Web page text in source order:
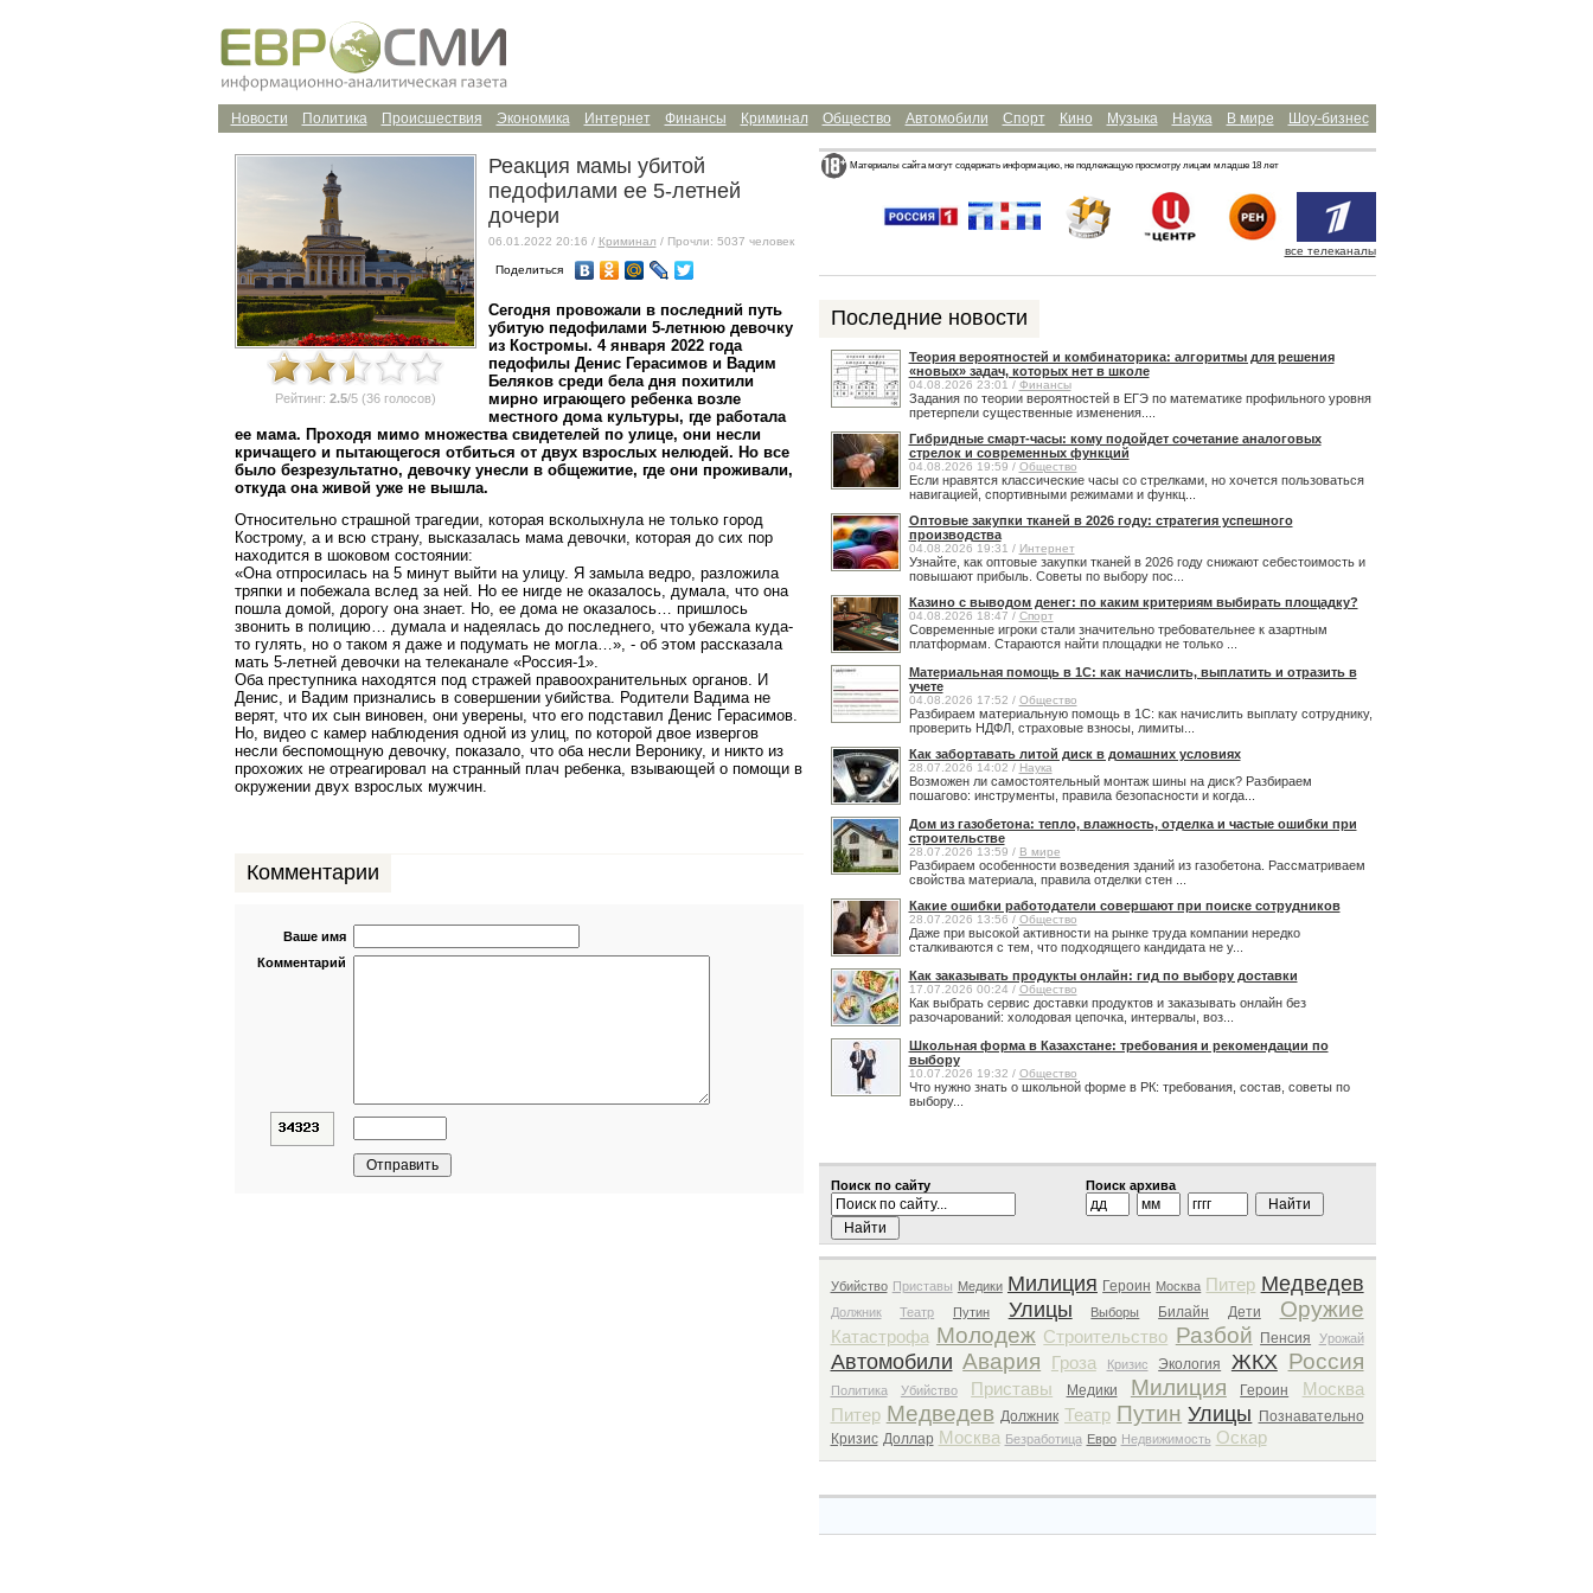
Шоу-бизнес
В мире
Наука
Музыка
Кино
Спорт
Автомобили
Общество
Криминал
Финансы
Интернет
Экономика
Происшествия
Политика
Новости
Рейтинг: 2.5/5 (36 голосов)
Реакция мамы убитой
педофилами ее 5-летней
дочери
06.01.2022 20:16 / Криминал / Прочли: 5037 человек
Поделиться
Сегодня провожали в последний путь
убитую педофилами 5-летнюю девочку
из Костромы. 4 января 2022 года
педофилы Денис Герасимов и Вадим
Беляков среди бела дня похитили
мирно играющего ребенка возле
местного дома культуры, где работала
ее мама. Проходя мимо множества свидетелей по улице, они несли
кричащего и пытающегося отбиться от двух взрослых нелюдей. Но все
было безрезультатно, девочку унесли в общежитие, где они проживали,
откуда она живой уже не вышла.
Относительно страшной трагедии, которая всколыхнула не только город
Кострому, а и всю страну, высказалась мама девочки, которая до сих пор
находится в шоковом состоянии:
«Она отпросилась на 5 минут выйти на улицу. Я замыла ведро, разложила
тряпки и побежала вслед за ней. Но ее нигде не оказалось, думала, что она
пошла домой, дорогу она знает. Но, ее дома не оказалось… пришлось
звонить в полицию… думала и надеялась до последнего, что убежала куда-
то гулять, но о таком я даже и подумать не могла…», - об этом рассказала
мать 5-летней девочки на телеканале «Россия-1».
Оба преступника находятся под стражей правоохранительных органов. И
Денис, и Вадим признались в совершении убийства. Родители Вадима не
верят, что их сын виновен, они уверены, что его подставил Денис Герасимов.
Но, видео с камер наблюдения одной из улиц, по которой двое извергов
несли беспомощную девочку, показало, что оба несли Веронику, и никто из
прохожих не отреагировал на странный плач ребенка, взывающей о помощи в
окружении двух взрослых мужчин.
Комментарии
Ваше имя
Комментарий
Материалы сайта могут содержать информацию, не подлежащую просмотру лицам младше 18 лет
все телеканалы
Последние новости
Теория вероятностей и комбинаторика: алгоритмы для решения
«новых» задач, которых нет в школе
04.08.2026 23:01 / Финансы
Задания по теории вероятностей в ЕГЭ по математике профильного уровня
претерпели существенные изменения....
Гибридные смарт-часы: кому подойдет сочетание аналоговых
стрелок и современных функций
04.08.2026 19:59 / Общество
Если нравятся классические часы со стрелками, но хочется пользоваться
навигацией, спортивными режимами и функц...
Оптовые закупки тканей в 2026 году: стратегия успешного
производства
04.08.2026 19:31 / Интернет
Узнайте, как оптовые закупки тканей в 2026 году снижают себестоимость и
повышают прибыль. Советы по выбору пос...
Казино с выводом денег: по каким критериям выбирать площадку?
04.08.2026 18:47 / Спорт
Современные игроки стали значительно требовательнее к азартным
платформам. Стараются найти площадки не только ...
Материальная помощь в 1С: как начислить, выплатить и отразить в
учете
04.08.2026 17:52 / Общество
Разбираем материальную помощь в 1С: как начислить выплату сотруднику,
проверить НДФЛ, страховые взносы, лимиты...
Как забортавать литой диск в домашних условиях
28.07.2026 14:02 / Наука
Возможен ли самостоятельный монтаж шины на диск? Разбираем
пошагово: инструменты, правила безопасности и когда...
Дом из газобетона: тепло, влажность, отделка и частые ошибки при
строительстве
28.07.2026 13:59 / В мире
Разбираем особенности возведения зданий из газобетона. Рассматриваем
свойства материала, правила отделки стен ...
Какие ошибки работодатели совершают при поиске сотрудников
28.07.2026 13:56 / Общество
Даже при высокой активности на рынке труда компании нередко
сталкиваются с тем, что подходящего кандидата не у...
Как заказывать продукты онлайн: гид по выбору доставки
17.07.2026 00:24 / Общество
Как выбрать сервис доставки продуктов и заказывать онлайн без
разочарований: холодовая цепочка, интервалы, воз...
Школьная форма в Казахстане: требования и рекомендации по
выбору
10.07.2026 19:32 / Общество
Что нужно знать о школьной форме в РК: требования, состав, советы по
выбору...
Поиск по сайту Поиск архива
Убийство Приставы Медики Милиция Героин Москва Питер Медведев
Должник Театр Путин Улицы Выборы Билайн Дети Оружие
Катастрофа Молодеж Строительство Разбой Пенсия Урожай
Автомобили Авария Гроза Кризис Экология ЖКХ Россия
Политика Убийство Приставы Медики Милиция Героин
Москва
Питер Медведев Должник Театр Путин Улицы
Познавательно
Кризис Доллар Москва Безработица Евро Недвижимость Оскар